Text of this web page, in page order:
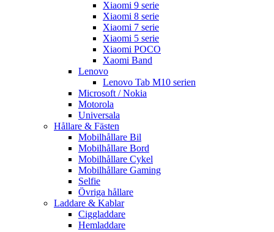
Xiaomi 9 serie
Xiaomi 8 serie
Xiaomi 7 serie
Xiaomi 5 serie
Xiaomi POCO
Xaomi Band
Lenovo
Lenovo Tab M10 serien
Microsoft / Nokia
Motorola
Universala
Hållare & Fästen
Mobilhållare Bil
Mobilhållare Bord
Mobilhållare Cykel
Mobilhållare Gaming
Selfie
Övriga hållare
Laddare & Kablar
Ciggladdare
Hemladdare